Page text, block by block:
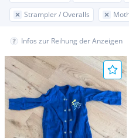
Strampler / Overalls
Infos zur Reihung der Anzeigen